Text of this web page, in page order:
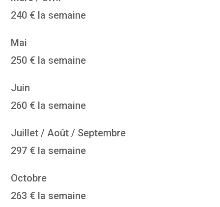
240 € la semaine
Mai
250 € la semaine
Juin
260 € la semaine
Juillet / Août / Septembre
297 € la semaine
Octobre
263 € la semaine